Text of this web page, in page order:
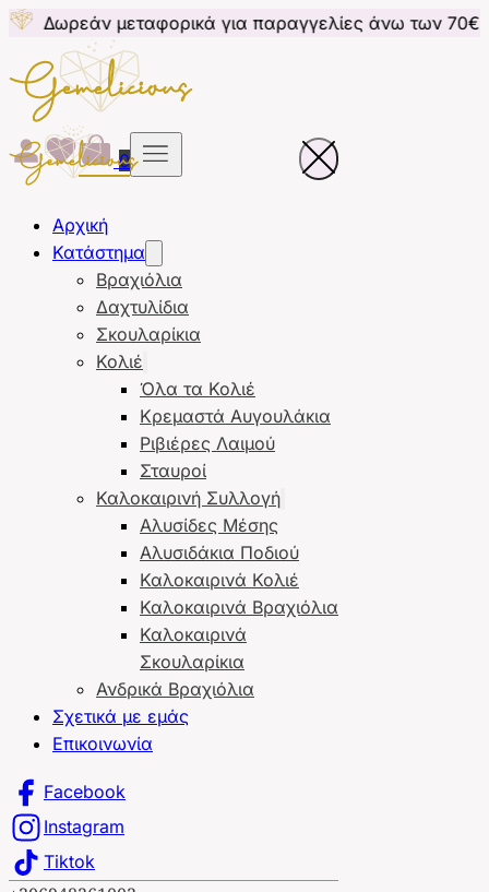
για παραγγελίες άνω των 70€ για Κύπρο
0
Αρχική
Κατάστημα
Βραχιόλια
Δαχτυλίδια
Σκουλαρίκια
Κολιέ
Όλα τα Κολιέ
Κρεμαστά Αυγουλάκια
Ριβιέρες Λαιμού
Σταυροί
Καλοκαιρινή Συλλογή
Αλυσίδες Μέσης
Αλυσιδάκια Ποδιού
Καλοκαιρινά Κολιέ
Καλοκαιρινά Βραχιόλια
Καλοκαιρινά
Σκουλαρίκια
Ανδρικά Βραχιόλια
Σχετικά με εμάς
Επικοινωνία
Facebook
Instagram
Tiktok